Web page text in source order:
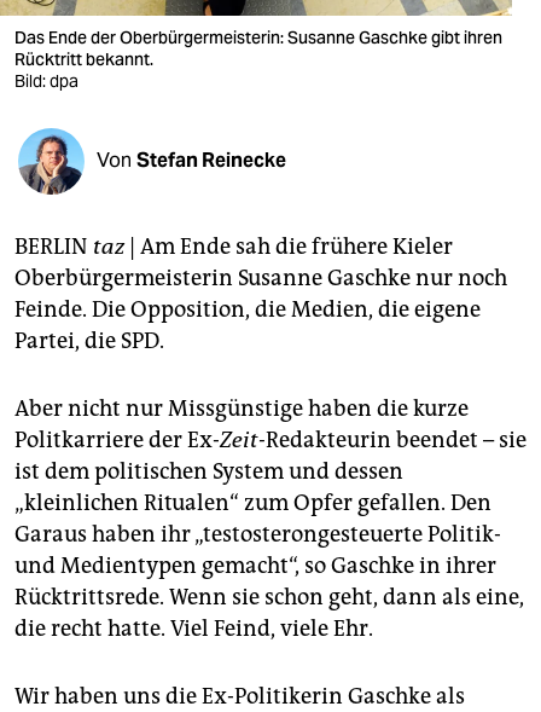
verlag
veranstaltungen
shop
fragen & hilfe
abo
genossenschaft
Das Ende der Oberbürgermeisterin: Susanne Gaschke gibt ihren
Rücktritt bekannt.
Bild: dpa
Von Stefan Reinecke
BERLIN taz| Am Ende sah die frühere Kieler
Oberbürgermeisterin Susanne Gaschke nur noch
Feinde. Die Opposition, die Medien, die eigene
Partei, die SPD.
Aber nicht nur Missgünstige haben die kurze
Politkarriere der Ex-Zeit-Redakteurin beendet – sie
ist dem politischen System und dessen
„kleinlichen Ritualen“ zum Opfer gefallen. Den
Garaus haben ihr „testosterongesteuerte Politik-
und Medientypen gemacht“, so Gaschke in ihrer
Rücktrittsrede. Wenn sie schon geht, dann als eine,
die recht hatte. Viel Feind, viele Ehr.
Wir haben uns die Ex-Politikerin Gaschke als